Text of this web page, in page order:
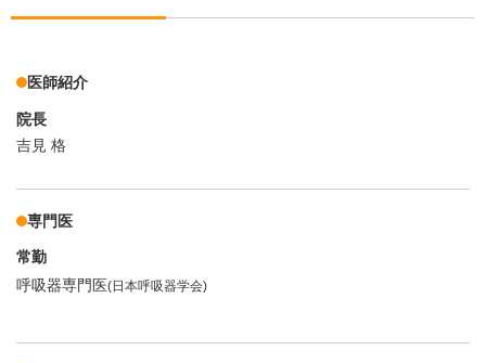
医師紹介
院長
吉見 格
専門医
常勤
呼吸器専門医(日本呼吸器学会)